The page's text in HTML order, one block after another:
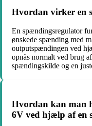
Hvordan virker en
En spændingsregulator
ønskede spænding med
outputspændingen ved
opnås normalt ved brug
spændingskilde og en
Hvordan kan man
6V ved hjælp af en